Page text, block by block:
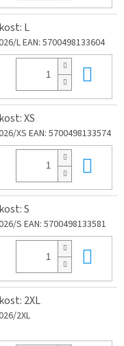
L
LEAN: 5700498133604
XS
XS EAN: 5700498133574
S
SEAN: 5700498133581
2XL
2XL